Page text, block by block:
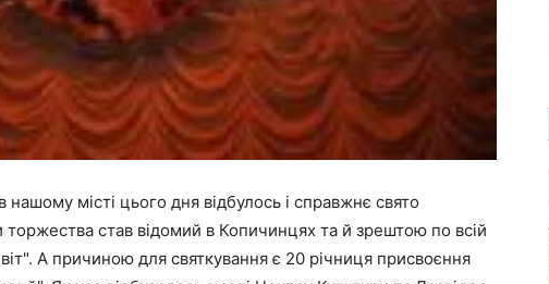
місті цього дня відбулось і справжнє свято
став відомий в Копичинцях та й зрештою по всій
А причиною для святкування є 20 річниця присвоєння